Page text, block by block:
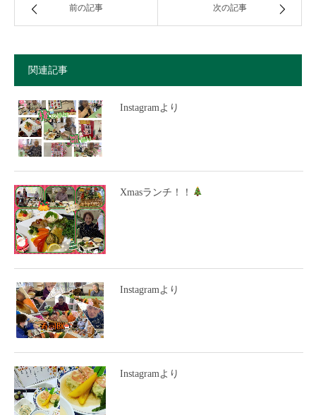
前の記事 次の記事
関連記事
Instagramより
Xmasランチ！！
Instagramより
Instagramより